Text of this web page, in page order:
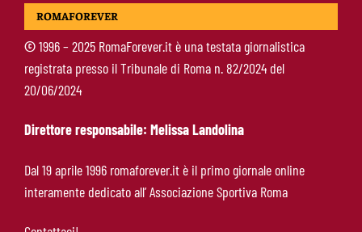
Calciomercato Roma, Kumbulla verso il Rayo
Pellegrini-Roma, rinnovo mai così vicino:
trattativa intensa e firma attesa a breve
ROMAFOREVER
©1996 – 2025 RomaForever.it è una testata giornalistica
registrata presso il Tribunale di Roma n. 82/2024 del
20/06/2024
Direttore responsabile: Melissa Landolina
Dal 19 aprile 1996 romaforever.it è il primo giornale online
interamente dedicato all’ Associazione Sportiva Roma